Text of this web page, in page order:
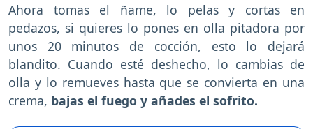
Ahora tomas el ñame, lo pelas y cortas en
pedazos, si quieres lo pones en olla pitadora por
unos 20 minutos de cocción, esto lo dejará
blandito. Cuando esté deshecho, lo cambias de
olla y lo remueves hasta que se convierta en una
crema, bajas el fuego y añades el sofrito.